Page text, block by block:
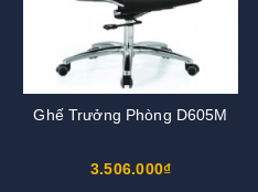
Ghế Trưởng Phòng D605M
3.506.000₫